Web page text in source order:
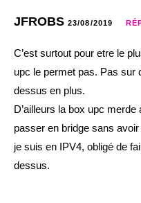
JFROBS 23/08/2019
C’est surtout pour etre le
upc le permet pas. Pas sur
dessus en plus.
D’ailleurs la box upc
passer en bridge sans
je suis en IPV4, obligé de
dessus.